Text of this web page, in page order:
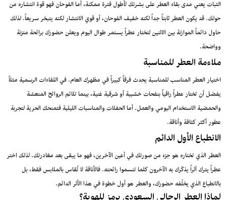
الثبات يعني مدى بقاء العطر على بشرتك لأطول فترة ممكنة، أما الفوحان فهو قوة انتشاره من
حولك. قد يكون العطر ثابتاً جداً لكنه خفيف الفوحان، أو قوي الانتشار لكنه يتبخر سريعاً. لذلك
حاول دائماً الموازنة بين الاثنين لتختار عطراً يستمر طوال اليوم ويعلن حضورك برائحة متزنة
وواضحة.
ملاءمة العطر للمناسبة
اختيار العطر المناسب للمناسبة يحدث فرقاً كبيراً في مظهرك العام. في اللقاءات الرسمية مثلاً
يفضل أن تختار عطراً راقياً بنفحات خشبية أو شرقية غنية، بينما تلائم الروائح المنعشة
والحمضية الاستخدام اليومي والعمل. أما الحفلات والمناسبات الليلية فتمنحك الحرية لتجربة
عطور أكثر كثافة وأناقة.
الانطباع الأول الدائم
العطر الذي تختاره هو جزء من صورتك في أعين الآخرين، فهو ما يبقى بعد مغادرتك. لذلك اختر
عطراً يترك أثراً يذكّرك به الآخرون كلما تنسموا رائحته. فالأناقة لا تُقاس بالملابس فقط، بل
بالانطباع الذي يخلّفه حضورك، والعطر هو أول خطوة في هذا الأثر الدائم.